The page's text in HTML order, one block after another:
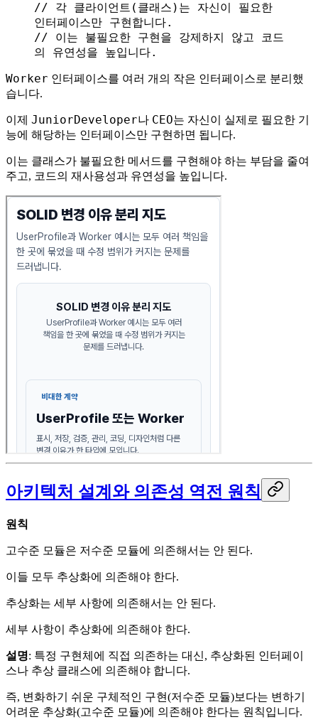
// 각 클라이언트(클래스)는 자신이 필요한
인터페이스만 구현합니다.
// 이는 불필요한 구현을 강제하지 않고 코드
의 유연성을 높입니다.
Worker 인터페이스를 여러 개의 작은 인터페이스로 분리했
습니다.
이제 JuniorDeveloper나 CEO는 자신이 실제로 필요한 기
능에 해당하는 인터페이스만 구현하면 됩니다.
이는 클래스가 불필요한 메서드를 구현해야 하는 부담을 줄여
주고, 코드의 재사용성과 유연성을 높입니다.
아키텍처 설계와 의존성 역전 원칙
원칙
고수준 모듈은 저수준 모듈에 의존해서는 안 된다.
이들 모두 추상화에 의존해야 한다.
추상화는 세부 사항에 의존해서는 안 된다.
세부 사항이 추상화에 의존해야 한다.
설명: 특정 구현체에 직접 의존하는 대신, 추상화된 인터페이
스나 추상 클래스에 의존해야 합니다.
즉, 변화하기 쉬운 구체적인 구현(저수준 모듈)보다는 변하기
어려운 추상화(고수준 모듈)에 의존해야 한다는 원칙입니다.